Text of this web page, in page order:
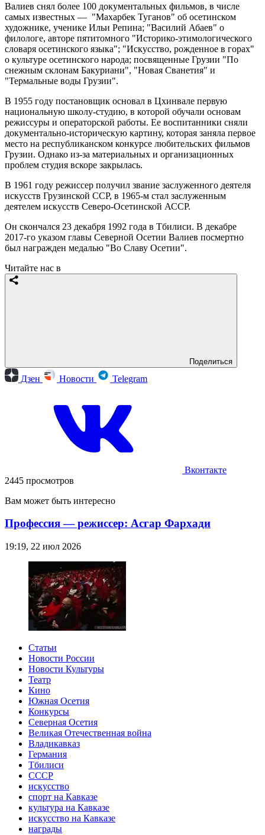
Валиев снял более 100 документальных фильмов, в числе
самых известных — "Махарбек Туганов" об осетинском
художнике, ученике Ильи Репина; "Василий Абаев" о
филологе, авторе пятитомного "Историко-этимологического
словаря осетинского языка"; "Искусство, рожденное в горах"
о культуре осетинского народа; посвященные Грузии "По
снежным склонам Бакуриани", "Новая Сванетия" и
"Термальные воды Грузии".
В 1955 году постановщик основал в Цхинвале первую
национальную школу-студию, в которой обучали основам
режиссуры и операторской работы. Ее воспитанники сняли
документально-историческую картину, которая заняла первое
место на республиканском конкурсе любительских фильмов
Грузии. Однако из-за материальных и организационных
проблем студия вскоре закрылась.
В 1961 году режиссер получил звание заслуженного деятеля
искусств Грузинской ССР, в 1965-м стал заслуженным
деятелем искусств Северо-Осетинской АССР.
Он скончался 23 декабря 1992 года в Тбилиси. В декабре
2017-го указом главы Северной Осетии Валиев посмертно
был награжден медалью "Во Славу Осетии".
Читайте нас в
Поделиться
Дзен Новости Telegram
Вконтакте
2445 просмотров
Вам может быть интересно
Профессия — режиссер: Асгар Фархади
19:19, 22 июл 2026
Статьи
Новости России
Новости Культуры
Театр
Кино
Южная Осетия
Конкурсы
Северная Осетия
Великая Отечественная война
Владикавказ
Германия
Тбилиси
СССР
искусство
спорт на Кавказе
культура на Кавказе
искусство на Кавказе
награды